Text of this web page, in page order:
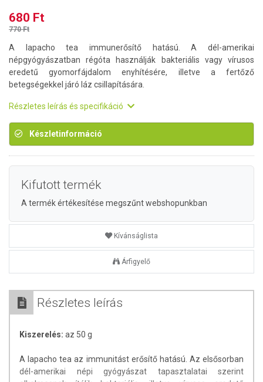
680 Ft
770 Ft
A lapacho tea immunerősítő hatású. A dél-amerikai
népgyógyászatban régóta használják bakteriális vagy vírusos
eredetű gyomorfájdalom enyhítésére, illetve a fertőző
betegségekkel járó láz csillapítására.
Részletes leírás és specifikáció
Készletinformáció
Kifutott termék
A termék értékesítése megszűnt webshopunkban
Kívánságlista
Árfigyelő
Részletes leírás
Kiszerelés: az 50 g
A lapacho tea az immunitást erősítő hatású. Az elsősorban
dél-amerikai népi gyógyászat tapasztalatai szerint